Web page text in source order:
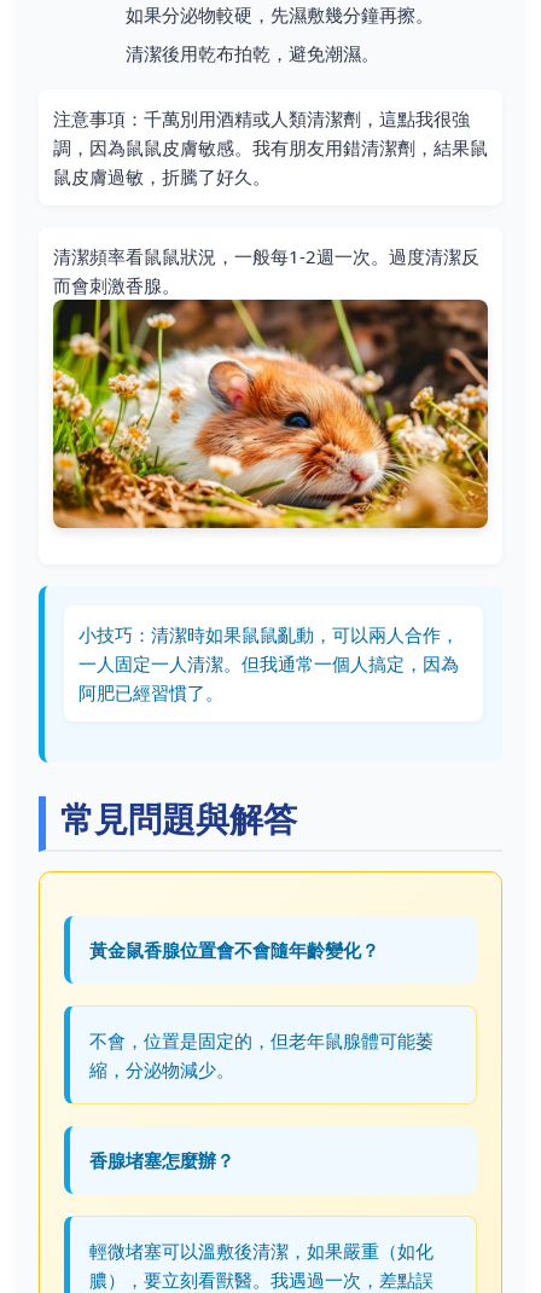
如果分泌物較硬，先濕敷幾分鐘再擦。
清潔後用乾布拍乾，避免潮濕。
注意事項：千萬別用酒精或人類清潔劑，這點我很強
調，因為鼠鼠皮膚敏感。我有朋友用錯清潔劑，結果鼠
鼠皮膚過敏，折騰了好久。
清潔頻率看鼠鼠狀況，一般每1-2週一次。過度清潔反
而會刺激香腺。
小技巧：清潔時如果鼠鼠亂動，可以兩人合作，
一人固定一人清潔。但我通常一個人搞定，因為
阿肥已經習慣了。
常見問題與解答
黃金鼠香腺位置會不會隨年齡變化？
不會，位置是固定的，但老年鼠腺體可能萎
縮，分泌物減少。
香腺堵塞怎麼辦？
輕微堵塞可以溫敷後清潔，如果嚴重（如化
膿），要立刻看獸醫。我遇過一次，差點誤